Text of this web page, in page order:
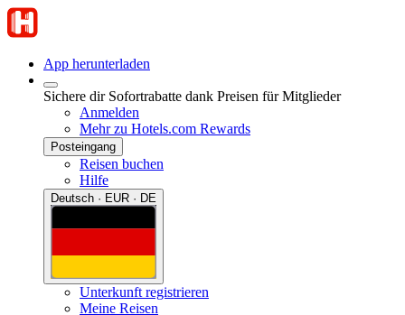
App herunterladen
Sichere dir Sofortrabatte dank Preisen für Mitglieder
Anmelden
Mehr zu Hotels.com Rewards
Posteingang
Reisen buchen
Hilfe
Deutsch · EUR · DE
Unterkunft registrieren
Meine Reisen